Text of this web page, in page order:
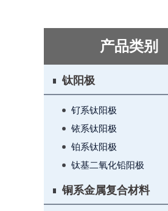
产品类别
钛阳极
钌系钛阳极
铱系钛阳极
铂系钛阳极
钛基二氧化铅阳极
铜系金属复合材料